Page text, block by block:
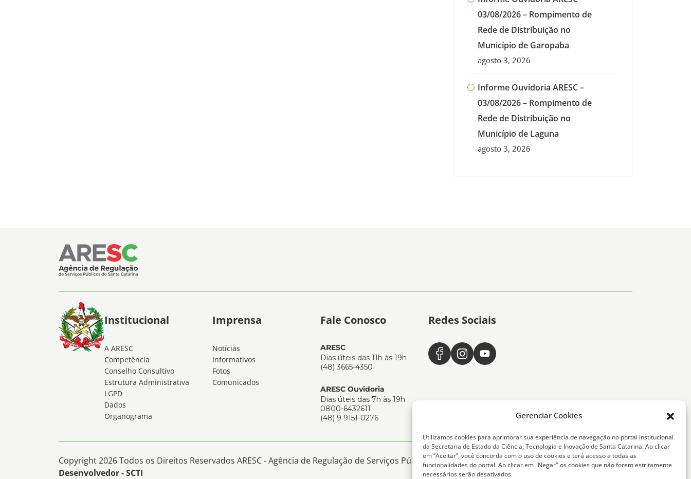
Gerenciar Cookies
Utilizamos cookies para aprimorar sua experiência de navegação no portal institucional
da Secretaria de Estado da Ciência, Tecnologia e Inovação de Santa Catarina. Ao clicar
em “Aceitar”, você concorda com o uso de cookies e terá acesso a todas as
funcionalidades do portal. Ao clicar em "Negar" os cookies que não forem estritamente
necessários serão desativados.
03/08/2026 – Rompimento de
Rede de Distribuição no
Município de Garopaba
agosto 3, 2026
Informe Ouvidoria ARESC –
03/08/2026 – Rompimento de
Rede de Distribuição no
Município de Laguna
agosto 3, 2026
Institucional
A ARESC
Competência
Conselho Consultivo
Estrutura Administrativa
LGPD
Dados
Organograma
Imprensa
Notícias
Informativos
Fotos
Comunicados
Fale Conosco
ARESC
Dias úteis das 11h às 19h
(48) 3665-4350
ARESC Ouvidoria
Dias úteis das 7h às 19h
0800-6432611
(48) 9 9151-0276
Redes Sociais
Copyright 2026 Todos os Direitos Reservados ARESC - Agência de Regulação de Serviços Públicos de Santa Catarina -
Desenvolvedor - SCTI